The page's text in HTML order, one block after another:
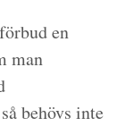
en
man
så behövs inte